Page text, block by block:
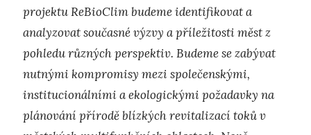
projektu ReBioClim budeme identifikovat a
analyzovat současné výzvy a příležitosti měst z
pohledu různých perspektiv. Budeme se zabývat
nutnými kompromisy mezi společenskými,
institucionálními a ekologickými požadavky na
plánování přírodě blízkých revitalizací toků v